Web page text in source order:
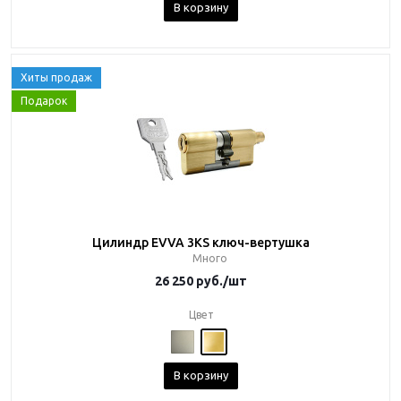
В корзину
Хиты продаж
Подарок
Цилиндр EVVA 3KS ключ-вертушка
Много
26 250 руб./шт
Цвет
В корзину